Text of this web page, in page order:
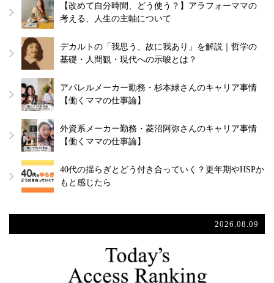
【改めて自分時間、どう使う？】アラフォーママの
考える、人生の主軸について
デカルトの「我思う、故に我あり」を解説｜哲学の
基礎・人間観・現代への示唆とは？
アパレルメーカー勤務・杉本緑さんのキャリア事情
【働くママの仕事論】
外資系メーカー勤務・菱沼阿弥さんのキャリア事情
【働くママの仕事論】
40代の揺らぎとどう付き合っていく？更年期やHSPか
もと感じたら
2026.08.09